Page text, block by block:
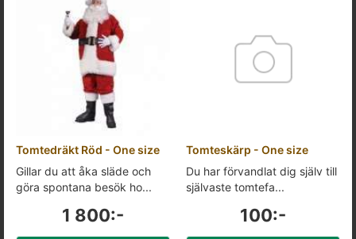
Tomtedräkt Röd - One size
Gillar du att åka släde och
göra spontana besök ho...
1 800:-
Tomteskärp - One size
Du har förvandlat dig själv till
självaste tomtefa...
100:-